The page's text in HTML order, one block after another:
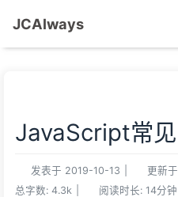
JCAlways
JavaScript常
发表于 2019-10-13 更新于
总字数: 4.3k 阅读时长: 14分钟